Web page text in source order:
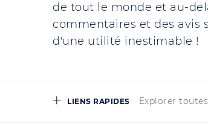
de tout le monde et au-
commentaires et des avis
d'une utilité inestimable !
LIENS RAPIDES Explorer